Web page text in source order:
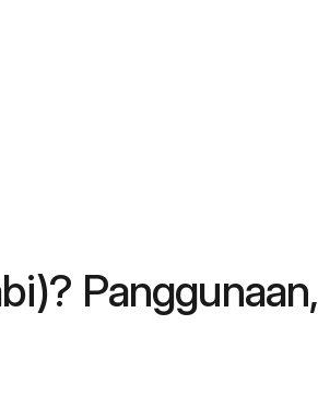
Panggunaan,